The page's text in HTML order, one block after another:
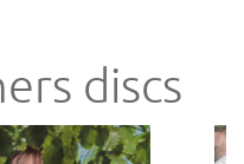
discs